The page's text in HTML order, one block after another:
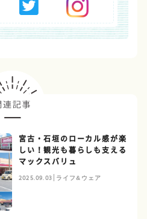
宮古・石垣のローカル感が楽
しい！観光も暮らしも支える
マックスバリュ
2025.09.03 ライフ&ウェア